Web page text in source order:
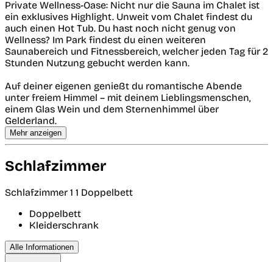
Private Wellness-Oase: Nicht nur die Sauna im Chalet ist
ein exklusives Highlight. Unweit vom Chalet findest du
auch einen Hot Tub. Du hast noch nicht genug von
Wellness? Im Park findest du einen weiteren
Saunabereich und Fitnessbereich, welcher jeden Tag für 2
Stunden Nutzung gebucht werden kann.
Auf deiner eigenen genießt du romantische Abende
unter freiem Himmel – mit deinem Lieblingsmenschen,
einem Glas Wein und dem Sternenhimmel über
Gelderland.
Mehr anzeigen
Schlafzimmer
Schlafzimmer 1 1 Doppelbett
Doppelbett
Kleiderschrank
Alle Informationen